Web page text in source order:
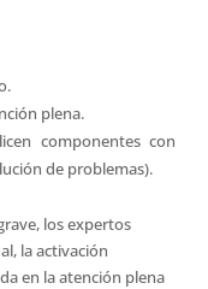
plena.
componentes con
de problemas).
los expertos
la activación
en la atención plena